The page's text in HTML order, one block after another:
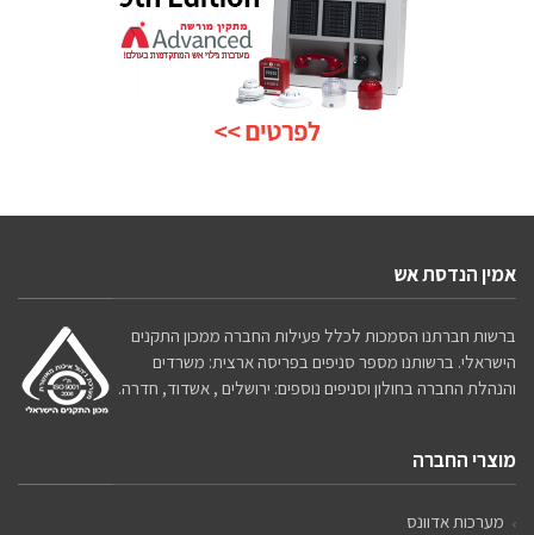
אמין הנדסת אש
ברשות חברתנו הסמכות לכלל פעילות החברה ממכון התקנים
הישראלי. ברשותנו מספר סניפים בפריסה ארצית: משרדים
והנהלת החברה בחולון וסניפים נוספים: ירושלים , אשדוד, חדרה.
מוצרי החברה
מערכות אדוונס